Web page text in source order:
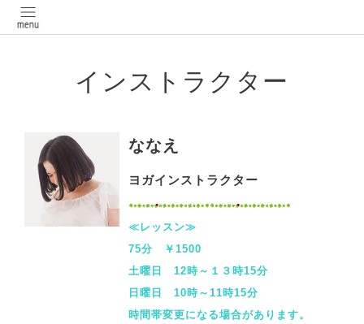
インストラクター
ななえ
ヨガインストラクター
≪レッスン≫
75分 ￥1500
土曜日 12時～１３時15分
日曜日 10時～11時15分
時間帯変更になる場合があります。